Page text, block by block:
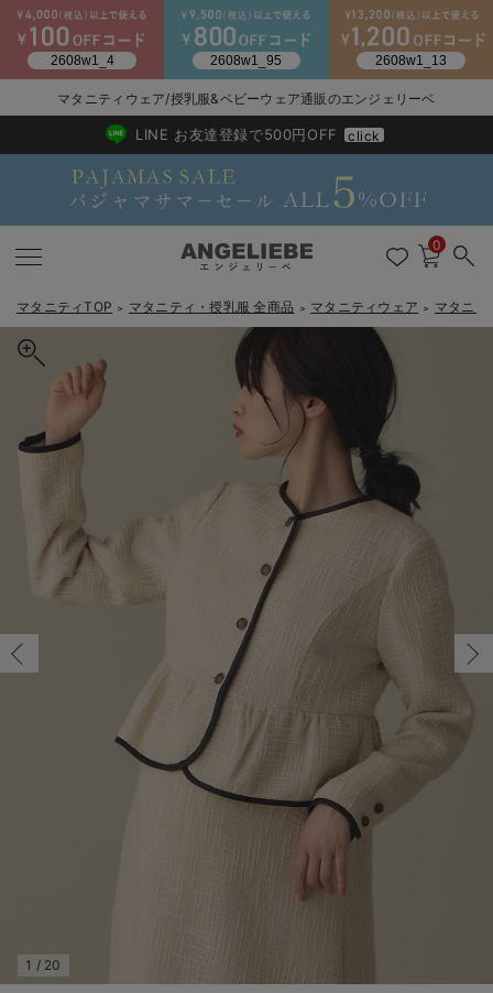
戻る
マタニティウェア全て
マタニティ パンツ
マタニティ スカート
マタニティ トップス
マタニティ アウター（コート）・ママコート
戻る
マタニティ 下着・インナー全て
授乳ブラ・マタニティブラ（マタニティインナー・産後用品）
マタニティ ショーツ
妊婦帯・腹帯・産前ガードル
マタニティ 授乳 キャミソール
産褥ショーツ
骨盤・マタニティベルト （妊娠中・産後）
戻る
授乳トップス
戻る
マタニティ フォーマル全て
マタニティ オフィス 通勤服
マタニティ ドレス（結婚式・お呼ばれ）
マタニティ フォーマル パンツ・ボトムス
戻る
授乳用品全て
授乳 ケープ
戻る
マタニティレッグウェア全て
マタニティレギンス
戻る
マタニティ ボディケア全て
戻る
アウトレット全て
【アウトレット】トップス・授乳トップス
【アウトレット】ボトムス
【アウトレット】パジャマ
【アウトレット】インナー
【アウトレット】ベビー
戻る
透け防止
見えてもカワイイ
コットン素材
冷房対策
快適機能ウェア特集 パジャマ
戻る
再入荷｜アウター
戻る
送料無料アイテム全て
ワンピース
トップス
スカート
インナー
雑貨
戻る
ブラキャミ おまとめ
MAX55%OFF ブラック
戻る
【37周年祭セール】
【37周年祭セール】
【37周年祭セール】
戻る
気温差別オススメア
【15℃】3月下旬～
【〜10℃】3月中旬
戻る
動きやすく着回しで
涼しくて可愛い「ワ
戻る
強撚スムース(コスパ
戻る
マタニティウェア
【おまとめ割】パジ
戻る
こだわりの履き心地
カジュアル
デニム
レギンス
オフィス
戻る
ジャケット派
きれいめトップス派
きれいめスカート派
きれいめ美脚パンツ派
ツィード派
王道シンプル派
セットアップ派
戻る
出産準備応援割全て
マタニティパジャマ
マタニティインナー
戻る
【オフィスカジュア
【オフィスカジュア
戻る
レギンスタイプ
パンツタイプ
戻る
【フォーマル】ワン
【フォーマル】ボト
【フォーマル】トッ
戻る
【ベビー】長袖
【ベビー】半袖
【ベビー】グッズ
戻る
ハンカチ
2WAYオール
コンビ肌着
短肌着
戻る
快適ウェア10%OFF
快適ウェア10%OFF
戻る
春のマタニティワン
セットアップ・ レイ
Aライン ・フレアワ
Iライン ・タイトシ
ジャンパースカート/
ワーク・オフィス
カジュアル
フォーマル / オケー
戻る
Gift Selection 出産
〜3,000円（税込）
〜5,000円（税込）
〜10,000円（税込）
10,001円（税込）〜
女の子におススメの
男の子におススメの
定番ギフト
かわいくておもしろ
戻る
冬の冷え対策インナ
薄くてあったか
綿混素材
腹巻・ひざ上パンツ
保温&リカバリー
レギンス・タイツ
カップ付きインナー
あったか度◎
戻る
入院準備の持ち物チ
入院してすぐ使うグ
赤ちゃんへ使うもの
産後に使うグッズ
戻る
冬のあったか特集全て
【冬のあったか特集
【冬のあったか特集
【冬のあったか特集
【冬のあったか特集
マタニティウェア/授乳服&ベビーウェア通販のエンジェリーベ
2026/NewArrival
送料495円(一部地域を除く) 7,700円以上で送料無料
LINE お友達登録で500円OFF click
0
マタニティTOP ＞ マタニティ・授乳服 全商品 ＞ マタニティウェア ＞ マタニテ
1 / 20
カートに入れる
ツィードペプラムジャケット マタニティ・産後【出産後も長く使え
M/在庫あり
カートに入れる
L/在庫あり
￥8,990
カートに入れる
M/残り2点
M/残り2点
￥8,990